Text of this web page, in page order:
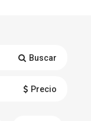
Buscar
Precio